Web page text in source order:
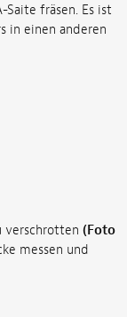
fräsen. Es ist
in einen anderen
verschrotten (Foto
messen und